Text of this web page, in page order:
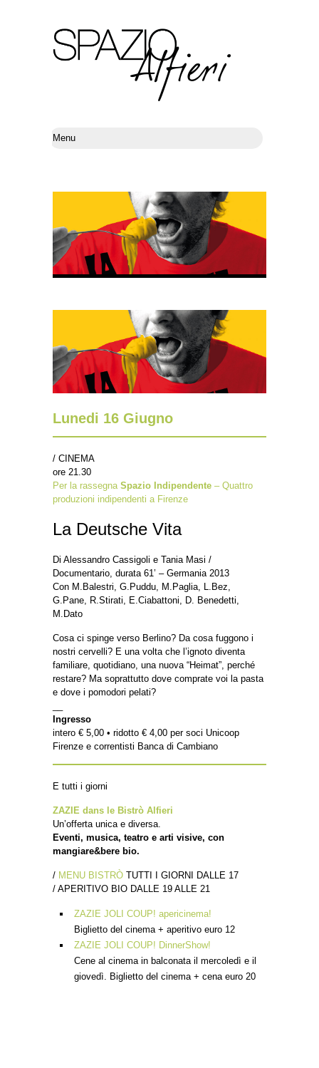
Lunedi 16 Giugno
/ CINEMA
ore 21.30
Per la rassegna Spazio Indipendente – Quattro
produzioni indipendenti a Firenze
La Deutsche Vita
Di Alessandro Cassigoli e Tania Masi /
Documentario, durata 61’ – Germania 2013
Con M.Balestri, G.Puddu, M.Paglia, L.Bez,
G.Pane, R.Stirati, E.Ciabattoni, D. Benedetti,
M.Dato
Cosa ci spinge verso Berlino? Da cosa fuggono i
nostri cervelli? E una volta che l’ignoto diventa
familiare, quotidiano, una nuova “Heimat”, perché
restare? Ma soprattutto dove comprate voi la pasta
e dove i pomodori pelati?
Ingresso
intero € 5,00 • ridotto € 4,00 per soci Unicoop
Firenze e correntisti Banca di Cambiano
E tutti i giorni
ZAZIE dans le Bistrò Alfieri
Un’offerta unica e diversa.
Eventi, musica, teatro e arti visive, con
mangiare&bere bio.
/ MENU BISTRÒ TUTTI I GIORNI DALLE 17
/ APERITIVO BIO DALLE 19 ALLE 21
ZAZIE JOLI COUP! apericinema!
Biglietto del cinema + aperitivo euro 12
ZAZIE JOLI COUP! DinnerShow!
Cene al cinema in balconata il mercoledì e il
giovedì. Biglietto del cinema + cena euro 20